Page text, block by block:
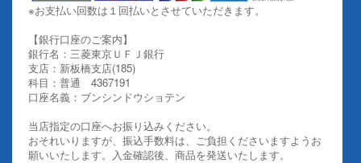
※お支払い回数は１回払いとさせていただきます。
【銀行口座のご案内】
銀行名：三菱東京ＵＦＪ銀行
支店：新板橋支店(185)
科目：普通 4367191
口座名義：ブンシンドウショテン
当店指定の口座へお振り込みください。
おそれいりますが、振込手数料は、ご負担くださいますようお
願いいたします。入金確認後、商品を発送いたします。